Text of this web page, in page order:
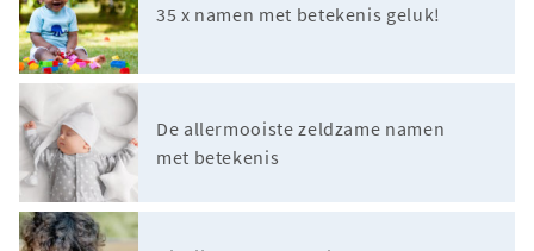
35 x namen met betekenis geluk!
De allermooiste zeldzame namen
met betekenis